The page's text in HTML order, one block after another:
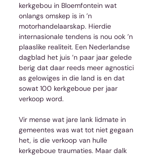
kerkgebou in Bloemfontein wat
onlangs omskep is in ’n
motorhandelaarskap. Hierdie
internasionale tendens is nou ook ’n
plaaslike realiteit. Een Nederlandse
dagblad het juis ’n paar jaar gelede
berig dat daar reeds meer agnostici
as gelowiges in die land is en dat
sowat 100 kerkgeboue per jaar
verkoop word.
Vir mense wat jare lank lidmate in
gemeentes was wat tot niet gegaan
het, is die verkoop van hulle
kerkgeboue traumaties. Maar dalk